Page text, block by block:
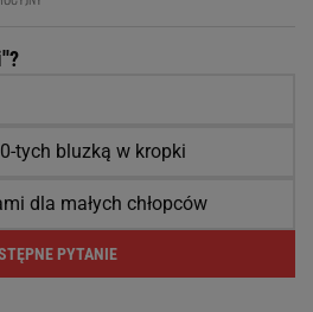
tych bluzką w kropki
dla małych chłopców
PYTANIE